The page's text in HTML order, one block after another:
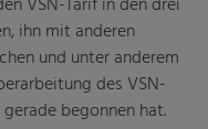
VSN-Tarif in den drei
ihn mit anderen
und unter anderem
des VSN-
begonnen hat.